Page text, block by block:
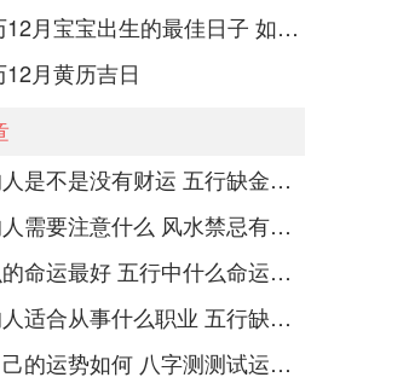
2024年农历12月宝宝出生的最佳日子 如何挑选适合的吉日
月黄历吉日
五行缺金的人是不是没有财运 五行缺金的人命运好不好
五行缺火的人需要注意什么 风水禁忌有哪些
五行属什么的命运最好 五行中什么命运势旺盛
五行缺火的人适合从事什么职业 五行缺火的人适合从事的职业有哪些
如何测试自己的运势如何 八字测测试运运程